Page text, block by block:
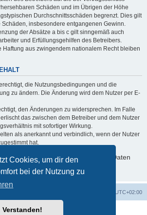
Cookies, um dir den
bei der Nutzung zu
Verstanden!
Schäden und im Übrigen der Höhe
Durchschnittsschäden begrenzt. Dies gilt
insbesondere entgangenen Gewinn.
der Absätze a bis c gilt sinngemäß auch
und Erfüllungsgehilfen des Betreibers.
Haftung aus zwingendem nationalem Recht bleiben
die Nutzungsbedingungen und die
zu ändern. Die Änderung wird dem Nutzer per E-
den Änderungen zu widersprechen. Im Falle
das zwischen dem Betreiber und dem Nutzer
mit sofortiger Wirkung.
als anerkannt und verbindlich, wenn der Nutzer
hat.
Umgang mit deinen persönlichen Daten
enthalten.
UTC+02:00
phpBB® Forum Software © phpBB Limited